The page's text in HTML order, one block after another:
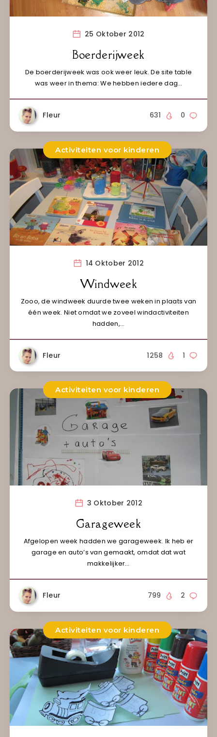
25 Oktober 2012
Boerderijweek
De boerderijweek was ook weer leuk. De site table
was weer in thema: We hebben iedere dag…
Fleur 0
631
Activiteiten voor kinderen
14 Oktober 2012
Windweek
Zooo, de windweek duurde twee weken in plaats van
één week. Niet omdat we zoveel windactiviteiten
hadden,…
Fleur 1
1258
Activiteiten voor kinderen
3 Oktober 2012
Garageweek
Afgelopen week hadden we garageweek. Ik heb er
garage en auto’s van gemaakt, omdat dat wat
makkelijker…
Fleur 2
799
Activiteiten voor kinderen